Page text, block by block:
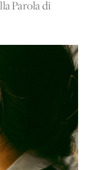
Parola di